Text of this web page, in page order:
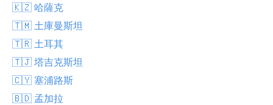
🇰🇿 哈薩克
🇹🇲 土庫曼斯坦
🇹🇷 土耳其
🇹🇯 塔吉克斯坦
🇨🇾 塞浦路斯
🇧🇩 孟加拉